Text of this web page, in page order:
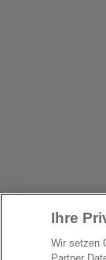
Ihre
Wir setzen